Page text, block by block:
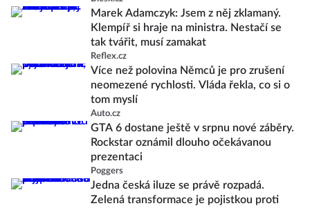
Marek Adamczyk: Jsem z něj zklamaný.
Klempíř si hraje na ministra. Nestačí se
tak tvářit, musí zamakat
Reflex.cz
Více než polovina Němců je pro zrušení
neomezené rychlosti. Vláda řekla, co si o
tom myslí
Auto.cz
GTA 6 dostane ještě v srpnu nové záběry.
Rockstar oznámil dlouho očekávanou
prezentaci
Poggers
Jedna česká iluze se právě rozpadá.
Zelená transformace je pojistkou proti